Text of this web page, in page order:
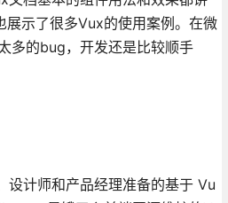
示了很多Vux的使用案例。在微
多的bug，开发还是比较顺手
设计师和产品经理准备的基于 Vu